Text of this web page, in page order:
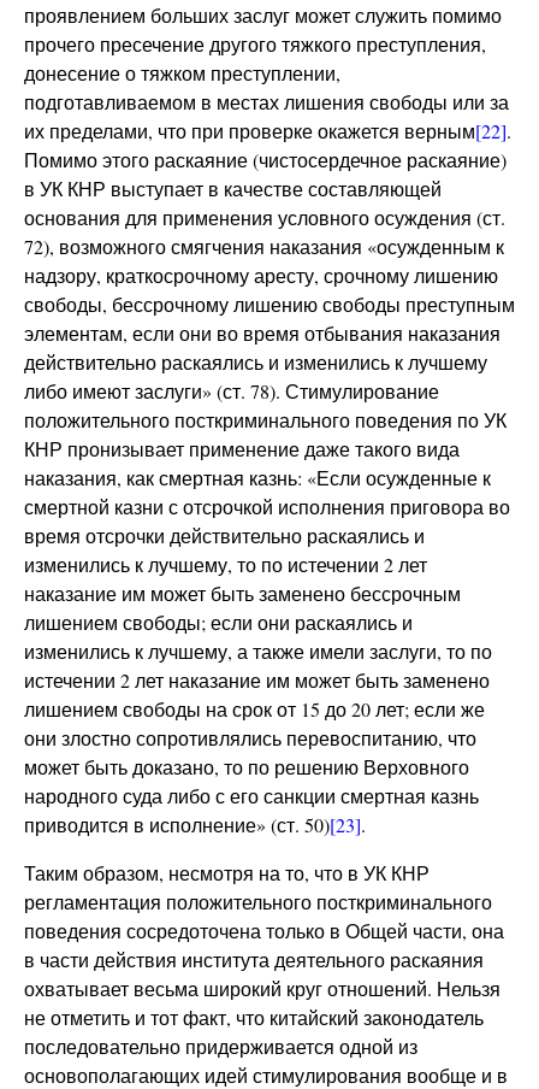
проявлением больших заслуг может служить помимо
прочего пресечение другого тяжкого преступления,
донесение о тяжком преступлении,
подготавливаемом в местах лишения свободы или за
их пределами, что при проверке окажется верным[22].
Помимо этого раскаяние (чистосердечное раскаяние)
в УК КНР выступает в качестве составляющей
основания для применения условного осуждения (ст.
72), возможного смягчения наказания «осужденным к
надзору, краткосрочному аресту, срочному лишению
свободы, бессрочному лишению свободы преступным
элементам, если они во время отбывания наказания
действительно раскаялись и изменились к лучшему
либо имеют заслуги» (ст. 78). Стимулирование
положительного посткриминального поведения по УК
КНР пронизывает применение даже такого вида
наказания, как смертная казнь: «Если осужденные к
смертной казни с отсрочкой исполнения приговора во
время отсрочки действительно раскаялись и
изменились к лучшему, то по истечении 2 лет
наказание им может быть заменено бессрочным
лишением свободы; если они раскаялись и
изменились к лучшему, а также имели заслуги, то по
истечении 2 лет наказание им может быть заменено
лишением свободы на срок от 15 до 20 лет; если же
они злостно сопротивлялись перевоспитанию, что
может быть доказано, то по решению Верховного
народного суда либо с его санкции смертная казнь
приводится в исполнение» (ст. 50)[23].
Таким образом, несмотря на то, что в УК КНР
регламентация положительного посткриминального
поведения сосредоточена только в Общей части, она
в части действия института деятельного раскаяния
охватывает весьма широкий круг отношений. Нельзя
не отметить и тот факт, что китайский законодатель
последовательно придерживается одной из
основополагающих идей стимулирования вообще и в